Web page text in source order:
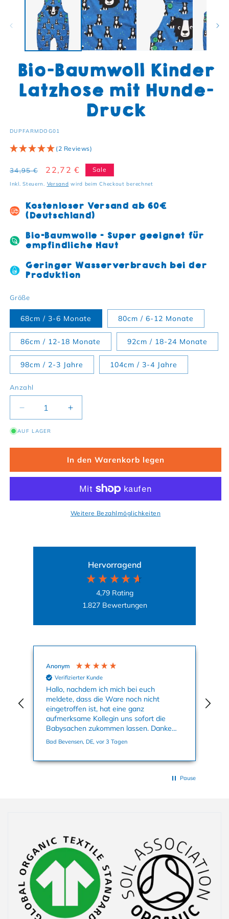
Bio-Baumwoll Kinder
Latzhose mit Hunde-
Druck
SKU:
DUPFARMDOG01
(2 Reviews)
Normaler Preis
34,95 € Verkaufspreis
22,72 € Sale
Inkl. Steuern. Versand wird beim Checkout berechnet
Kostenloser Versand ab 60€
(Deutschland)
Bio-Baumwolle - Super geeignet für
empfindliche Haut
Geringer Wasserverbrauch bei der
Produktion
Größe
68cm / 3-6 Monate 80cm / 6-12 Monate
86cm / 12-18 Monate 92cm / 18-24 Monate
98cm / 2-3 Jahre 104cm / 3-4 Jahre
Anzahl
Verringere die Menge für Bio-Baumwoll Kinder
Erhöhe die Menge für Bio-Baumwoll
AUF LAGER
In den Warenkorb legen
Weitere Bezahlmöglichkeiten
Hervorragend
4,79 Rating
1.827 Bewertungen
Anonym
Verifizierter Kunde
Hallo, nachdem ich mich bei euch
meldete, dass die Ware noch nicht
eingetroffen ist, hat eine ganz
aufmerksame Kollegin uns sofort die
Babysachen zukommen lassen. Danke
nochmals dafür. Viele Grüße, Bettina
Bad Bevensen, DE, vor 3 Tagen
Pause